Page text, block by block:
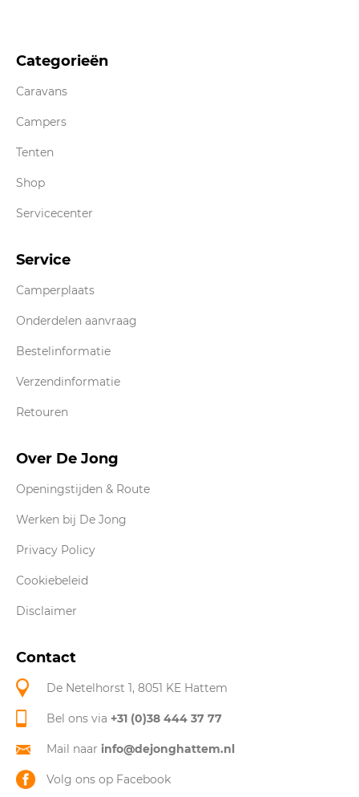
Categorieën
Caravans
Campers
Tenten
Shop
Servicecenter
Service
Camperplaats
Onderdelen aanvraag
Bestelinformatie
Verzendinformatie
Retouren
Over De Jong
Openingstijden & Route
Werken bij De Jong
Privacy Policy
Cookiebeleid
Disclaimer
Contact
De Netelhorst 1, 8051 KE Hattem
Bel ons via +31 (0)38 444 37 77
Mail naar info@dejonghattem.nl
Volg ons op Facebook